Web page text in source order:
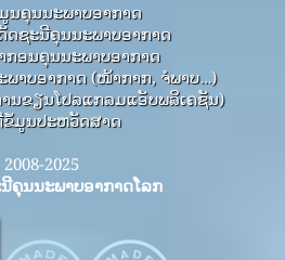
ນຄຸນນະພາບອາກາດ
ດຊະນີຄຸນນະພາບອາກາດ
ກອນຄຸນນະພາບອາກາດ
າບອາກາດ (ໜ້າກາກ, ຈໍພາບ…)
ນຂຽນໂປລແກລມແອັບພລິເຄຊັນ)
ຂໍ້ມູນປະຫວັດສາດ
2025
ຄຸນນະພາບອາກາດໂລກ